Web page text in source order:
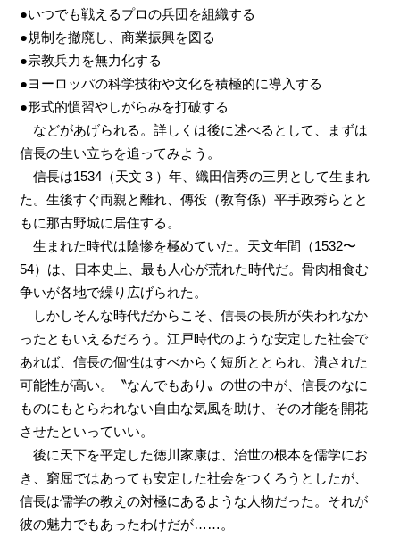
●いつでも戦えるプロの兵団を組織する
●規制を撤廃し、商業振興を図る
●宗教兵力を無力化する
●ヨーロッパの科学技術や文化を積極的に導入する
●形式的慣習やしがらみを打破する
などがあげられる。詳しくは後に述べるとして、まずは
信長の生い立ちを追ってみよう。
信長は1534（天文３）年、織田信秀の三男として生まれ
た。生後すぐ両親と離れ、傳役（教育係）平手政秀らとと
もに那古野城に居住する。
生まれた時代は陰惨を極めていた。天文年間（1532〜
54）は、日本史上、最も人心が荒れた時代だ。骨肉相食む
争いが各地で繰り広げられた。
しかしそんな時代だからこそ、信長の長所が失われなか
ったともいえるだろう。江戸時代のような安定した社会で
あれば、信長の個性はすべからく短所ととられ、潰された
可能性が高い。〝なんでもあり〟の世の中が、信長のなに
ものにもとらわれない自由な気風を助け、その才能を開花
させたといっていい。
後に天下を平定した徳川家康は、治世の根本を儒学にお
き、窮屈ではあっても安定した社会をつくろうとしたが、
信長は儒学の教えの対極にあるような人物だった。それが
彼の魅力でもあったわけだが……。